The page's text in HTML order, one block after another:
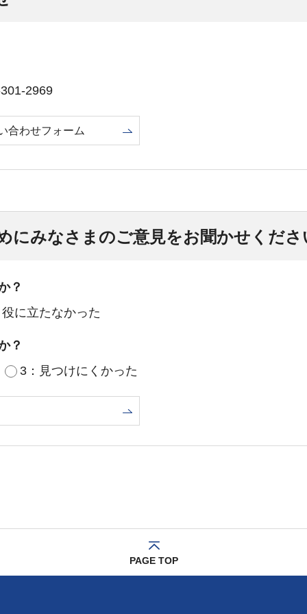
2969
合わせフォーム
にみなさまのご意見をお聞かせくださ
？
に立たなかった
？
3：見つけにくかった
PAGE TOP